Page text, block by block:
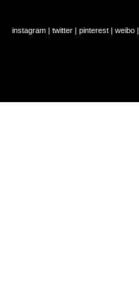
instagram | twitter | pinterest | weibo |